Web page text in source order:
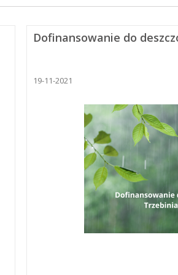
Dofinansowanie do
19-11-2021